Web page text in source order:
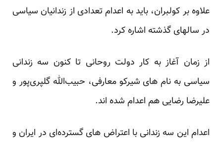
علاوه بر کولبران، باید به اعدام تعدادی از زندانیان سیاسی
در سالهای گذشته اشاره کرد.
از زمان آغاز به کار دولت روحانی تا کنون سه زندانی
سیاسی به نام های شیرکو معارفی، حبیب‌الله گلپری‌پور و
علیرضا رضایی هم اعدام شده اند.
اعدام این سه زندانی با اعتراض های گسترده‌ای در ایران و